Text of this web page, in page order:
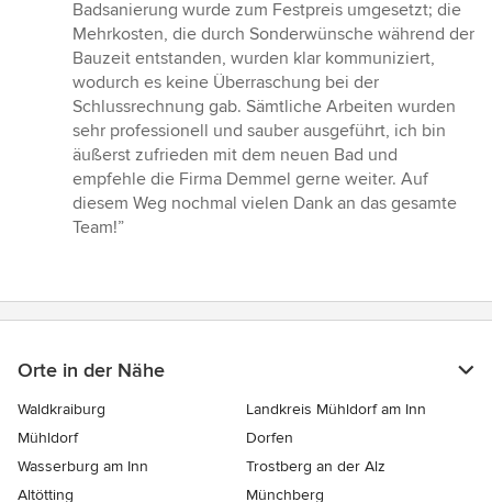
Badsanierung wurde zum Festpreis umgesetzt; die
Mehrkosten, die durch Sonderwünsche während der
Bauzeit entstanden, wurden klar kommuniziert,
wodurch es keine Überraschung bei der
Schlussrechnung gab. Sämtliche Arbeiten wurden
sehr professionell und sauber ausgeführt, ich bin
äußerst zufrieden mit dem neuen Bad und
empfehle die Firma Demmel gerne weiter. Auf
diesem Weg nochmal vielen Dank an das gesamte
Team!”
Orte in der Nähe
Waldkraiburg
Landkreis Mühldorf am Inn
Mühldorf
Dorfen
Wasserburg am Inn
Trostberg an der Alz
Altötting
Münchberg